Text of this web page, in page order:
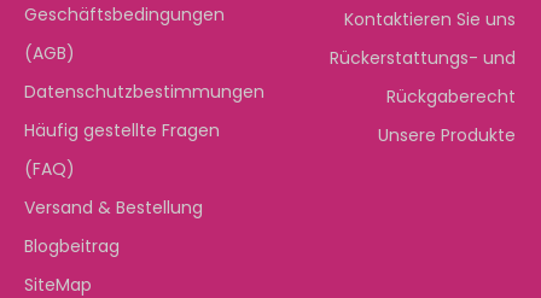
Geschäftsbedingungen
(AGB)
Datenschutzbestimmungen
Häufig gestellte Fragen
(FAQ)
Versand & Bestellung
Blogbeitrag
SiteMap
Kontaktieren Sie uns
Rückerstattungs- und
Rückgaberecht
Unsere Produkte